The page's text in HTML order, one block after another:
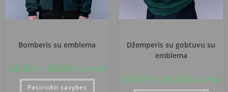
Bomberis su emblema
54,00 € – 68,00 € su PVM
Pasirinkti savybes
Džemperis su gobtuvu su
emblema
35,00 € – 36,00 € su PVM